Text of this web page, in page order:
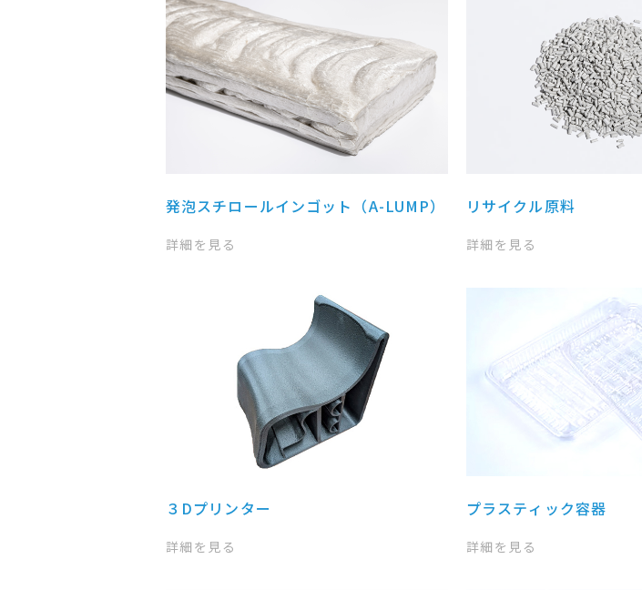
発泡スチロールインゴット（A-LUMP）
詳細を見る
リサイクル原料
詳細を見る
３Dプリンター
詳細を見る
プラスティック容器
詳細を見る